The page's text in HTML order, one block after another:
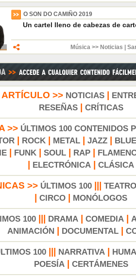
O SON DO CAMIÑO 2019
Un cartel lleno de cabezas de
Música >> Noticias
>> NOTICIAS|
RESEÑAS| CRÍTICAS
>> ÚLTIMOS 100 CONTENIDOS
ROCK METAL JAZZ
FUNK SOUL RAP
ELECTRÓNICA CLÁSICA
>> ÚLTIMOS 100||| TEATRO
CIRCO MONÓLOGOS
100 DRAMA COMEDIA
ANIMACIÓN
DOCUMENTAL|
100 NARRATIVA
POESÍA| CERTÁMENES